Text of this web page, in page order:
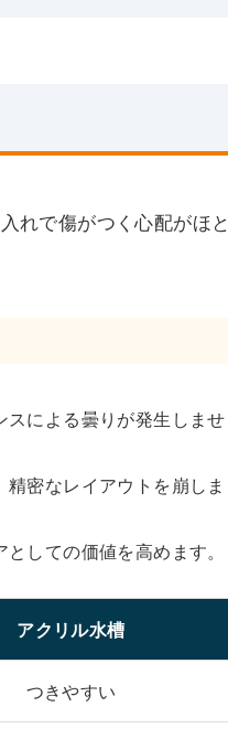
れで傷がつく心配がほと
による曇りが発生しませ
密なレイアウトを崩しま
しての価値を高めます。
アクリル水槽
つきやすい